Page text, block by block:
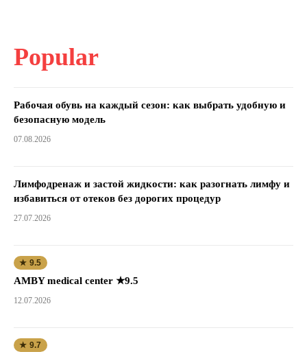
Popular
Рабочая обувь на каждый сезон: как выбрать удобную и
безопасную модель
07.08.2026
Лимфодренаж и застой жидкости: как разогнать лимфу и
избавиться от отеков без дорогих процедур
27.07.2026
★ 9.5
AMBY medical center ★9.5
12.07.2026
★ 9.7